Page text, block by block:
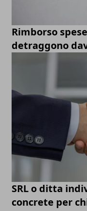
Rimborso
detraggono
SRL o ditta
concrete per